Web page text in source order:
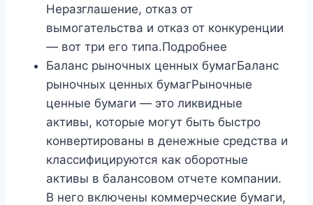
Неразглашение, отказ от
вымогательства и отказ от конкуренции
— вот три его типа.Подробнее
Баланс рыночных ценных бумагБаланс
рыночных ценных бумагРыночные
ценные бумаги — это ликвидные
активы, которые могут быть быстро
конвертированы в денежные средства и
классифицируются как оборотные
активы в балансовом отчете компании.
В него включены коммерческие бумаги,